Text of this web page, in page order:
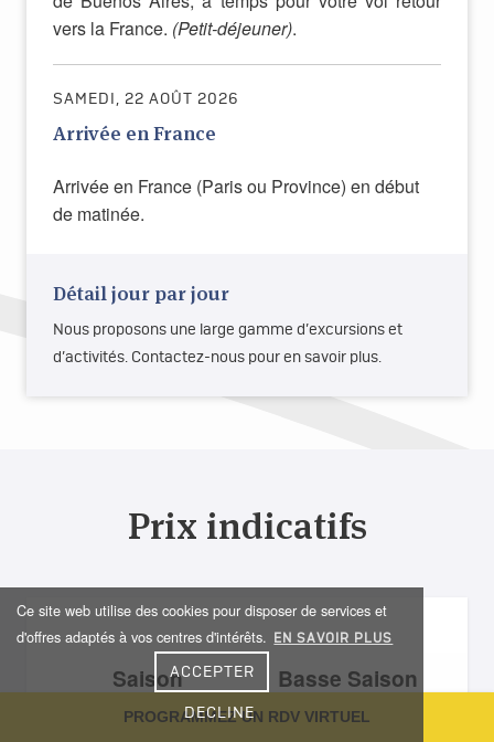
Ce site web utilise des cookies pour disposer de services et
d'offres adaptés à vos centres d'intérêts.
EN SAVOIR PLUS
DECLINE
ACCEPTER
PROGRAMMEZ UN RDV VIRTUEL
vers la France. (Petit-déjeuner).
SAMEDI, 22 AOÛT 2026
Arrivée en France
Arrivée en France (Paris ou Province) en début
de matinée.
Détail jour par jour
Nous proposons une large gamme d’excursions et
d’activités. Contactez-nous pour en savoir plus.
Prix indicatifs
Saison
Basse Saison